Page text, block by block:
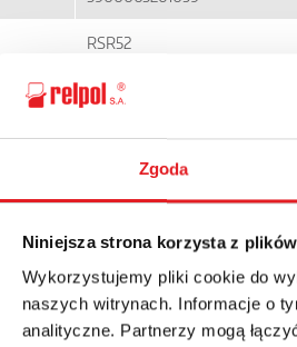
Zgoda
Niniejsza strona korzysta z
Wykorzystujemy pliki cookie do
naszych witrynach. Informacje o
analityczne. Partnerzy mogą
RSR52
IP 20
Ask for the